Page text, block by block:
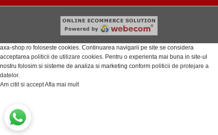
axa-shop.ro foloseste cookies. Continuarea navigarii pe site se considera
acceptarea politicii de utilizare cookies . Pentru o experienta mai buna in site-ul
nostru folosim si sisteme de analiza si marketing conform politicii de protejare a
datelor.
Am citit si acceptAfla mai mult